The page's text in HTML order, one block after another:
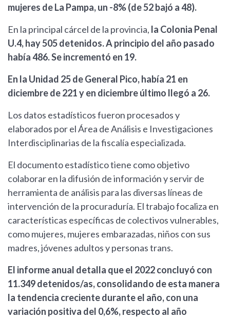
mujeres de La Pampa, un -8% (de 52 bajó a 48).
En la principal cárcel de la provincia, la Colonia Penal
U.4, hay 505 detenidos. A principio del año pasado
había 486. Se incrementó en 19.
En la Unidad 25 de General Pico, había 21 en
diciembre de 221 y en diciembre último llegó a 26.
Los datos estadísticos fueron procesados y
elaborados por el Área de Análisis e Investigaciones
Interdisciplinarias de la fiscalía especializada.
El documento estadístico tiene como objetivo
colaborar en la difusión de información y servir de
herramienta de análisis para las diversas líneas de
intervención de la procuraduría. El trabajo focaliza en
características específicas de colectivos vulnerables,
como mujeres, mujeres embarazadas, niños con sus
madres, jóvenes adultos y personas trans.
El informe anual detalla que el 2022 concluyó con
11.349 detenidos/as, consolidando de esta manera
la tendencia creciente durante el año, con una
variación positiva del 0,6%, respecto al año